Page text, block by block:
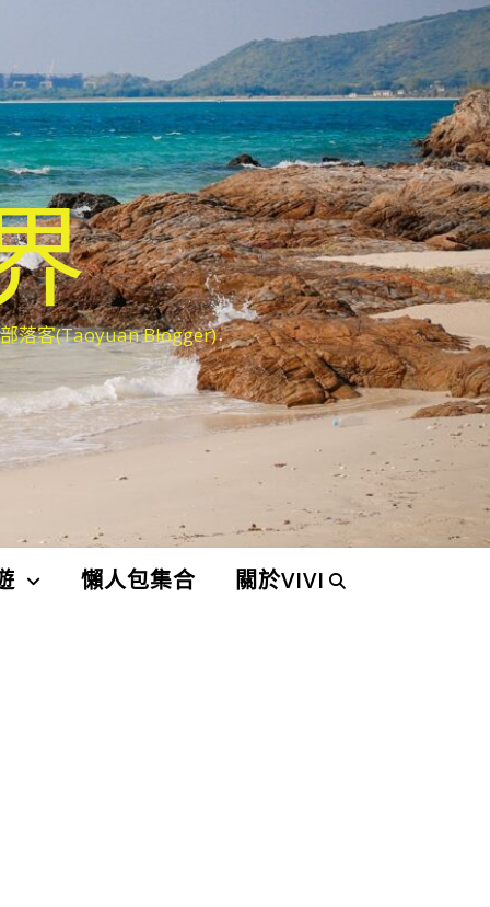
落客(Taoyuan Blogger)
懶人包集合 關於VIVI